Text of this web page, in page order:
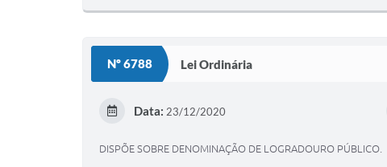
Nº 6788 Lei Ordinária
Data: 23/12/2020
DISPÕE SOBRE DENOMINAÇÃO DE LOGRADOURO PÚBLICO.